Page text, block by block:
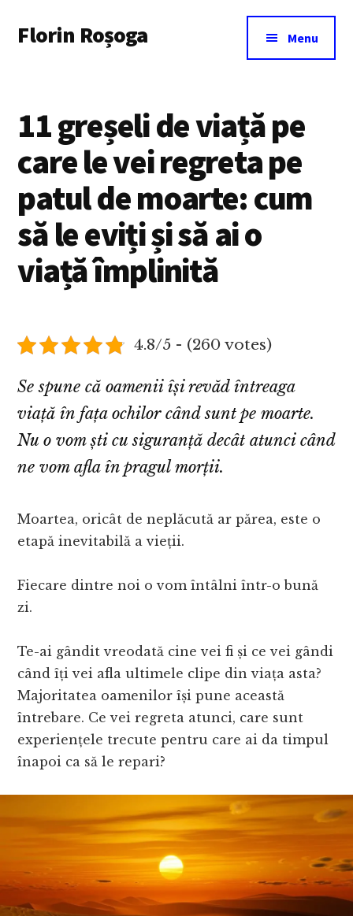
main
menu
Florin Roșoga Menu
11 greșeli de viață pe
care le vei regreta pe
patul de moarte: cum
să le eviți și să ai o
viață împlinită
4.8/5 - (260 votes)
Se spune că oamenii își revăd întreaga
viață în fața ochilor când sunt pe moarte.
Nu o vom ști cu siguranță decât atunci când
ne vom afla în pragul morții.
Moartea, oricât de neplăcută ar părea, este o
etapă inevitabilă a vieții.
Fiecare dintre noi o vom întâlni într-o bună
zi.
Te-ai gândit vreodată cine vei fi și ce vei gândi
când îți vei afla ultimele clipe din viața asta?
Majoritatea oamenilor își pune această
întrebare. Ce vei regreta atunci, care sunt
experiențele trecute pentru care ai da timpul
înapoi ca să le repari?